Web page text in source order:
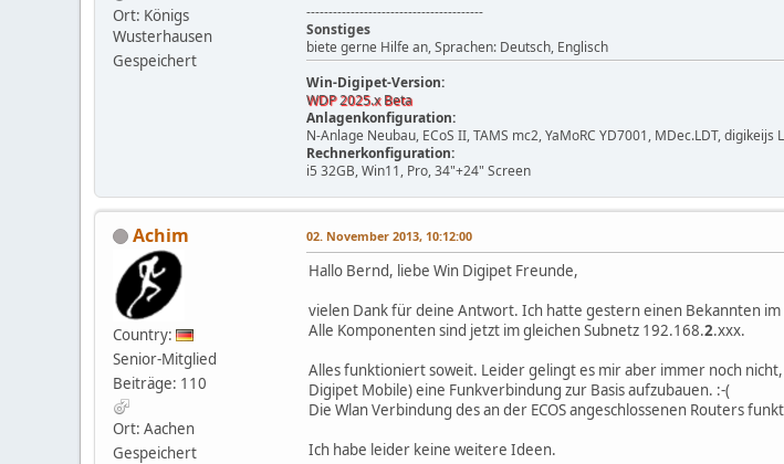
Ort: Königs
Wusterhausen
Gespeichert
----------------------------------------
Sonstiges
biete gerne Hilfe an, Sprachen: Deutsch, Englisch
Win-Digipet-Version:
WDP 2025.x Beta
Anlagenkonfiguration:
N-Anlage Neubau, ECoS II, TAMS mc2, YaMoRC YD7001, MDec.LDT, digikeijs
Rechnerkonfiguration:
i5 32GB, Win11, Pro, 34"+24" Screen
Achim
Country:
Senior-Mitglied
Beiträge: 110
Ort: Aachen
Gespeichert
02. November 2013, 10:12:00
Hallo Bernd, liebe Win Digipet Freunde,
vielen Dank für deine Antwort. Ich hatte gestern einen Bekannten
Alle Komponenten sind jetzt im gleichen Subnetz 192.168.2.xxx.
Alles funktioniert soweit. Leider gelingt es mir aber immer noch
Digipet Mobile) eine Funkverbindung zur Basis aufzubauen. :-(
Die Wlan Verbindung des an der ECOS angeschlossenen Routers
Ich habe leider keine weitere Ideen.